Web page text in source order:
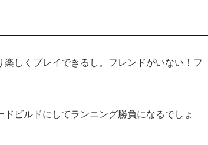
しくプレイできるし。フレンドがいない！フ
ビルドにしてランニング勝負になるでしょ